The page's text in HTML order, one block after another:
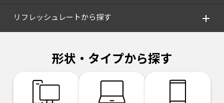
リフレッシュレートから探す
形状・タイプから探す